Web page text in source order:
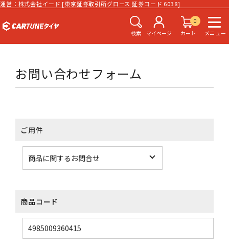
運営：株式会社イード [東京証券取引所グロース 証券コード 6038]
検索 マイページ
0
カート
メニュー
お問い合わせフォーム
ご用件
商品コード